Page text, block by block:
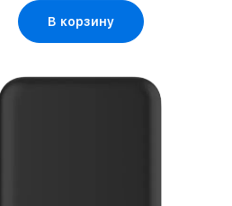
В корзину